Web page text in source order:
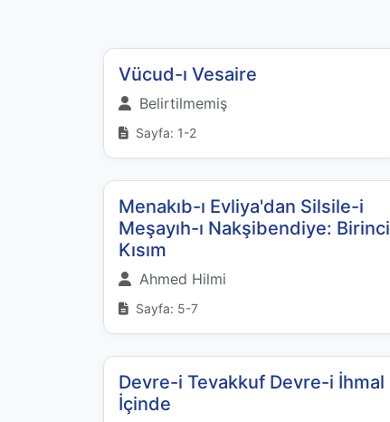
Vücud-ı Vesaire
Belirtilmemiş
Sayfa: 1-2
Menakıb-ı Evliya'dan Silsile-i
Meşayıh-ı Nakşibendiye: Birinci
Kısım
Ahmed Hilmi
Sayfa: 5-7
Devre-i Tevakkuf Devre-i İhmal
İçinde